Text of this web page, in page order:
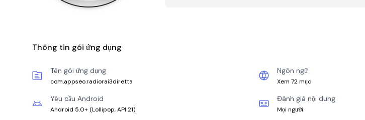
Thông tin gói ứng dụng
Tên gói ứng dụng
com.appseo.radiorai3diretta
Ngôn ngữ
Xem 72 mục
Yêu cầu Android
Android 5.0+ (Lollipop, API 21)
Đánh giá nội dung
Mọi người